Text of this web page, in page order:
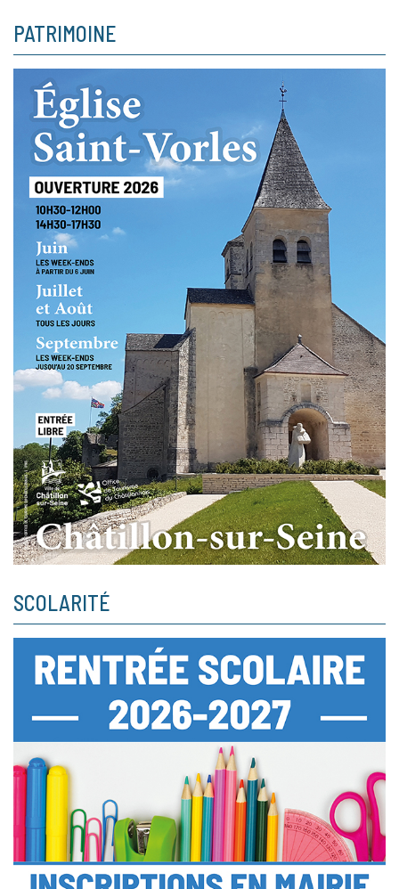
PATRIMOINE
SCOLARITÉ